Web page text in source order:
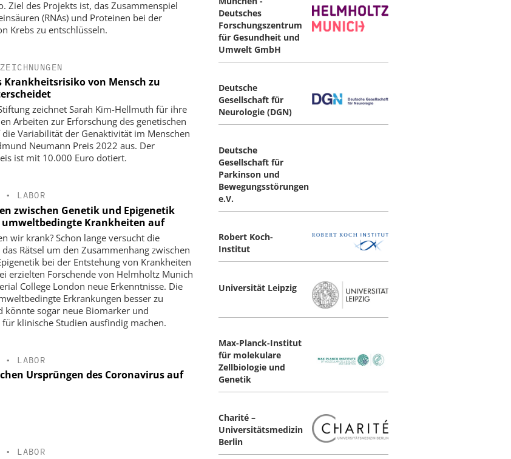
Ziel des Projekts ist, das Zusammenspiel
(RNAs) und Proteinen bei der
Krebs zu entschlüsseln.
Krankheitsrisiko von Mensch zu
zeichnet Sarah Kim-Hellmuth für ihre
Arbeiten zur Erforschung des genetischen
die Variabilität der Genaktivität im Menschen
Neumann Preis 2022 aus. Der
ist mit 10.000 Euro dotiert.
• LABOR
zwischen Genetik und Epigenetik
Krankheiten auf
wir krank? Schon lange versucht die
Rätsel um den Zusammenhang zwischen
bei der Entstehung von Krankheiten
erzielten Forschende von Helmholtz Munich
College London neue Erkenntnisse. Die
Erkrankungen besser zu
könnte sogar neue Biomarker und
klinische Studien ausfindig machen.
• LABOR
Ursprüngen des Coronavirus auf
• LABOR
Deutsches
Forschungszentrum
für Gesundheit und
Umwelt GmbH
Deutsche
Gesellschaft für
Neurologie (DGN)
Deutsche
Gesellschaft für
Parkinson und
Bewegungsstörungen
e.V.
Robert Koch-
Institut
Universität Leipzig
Max-Planck-Institut
für molekulare
Zellbiologie und
Genetik
Charité –
Universitätsmedizin
Berlin